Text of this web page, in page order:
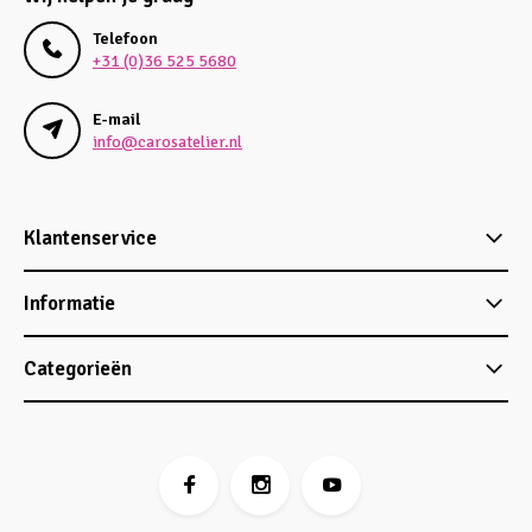
Telefoon
+31 (0)36 525 5680
E-mail
info@carosatelier.nl
Klantenservice
Informatie
Categorieën